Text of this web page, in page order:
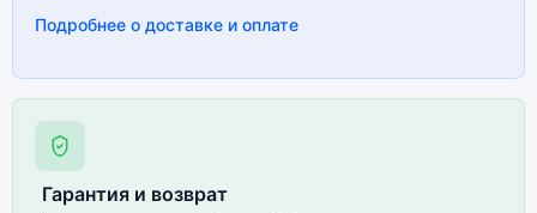
Подробнее о доставке и оплате
Гарантия и возврат